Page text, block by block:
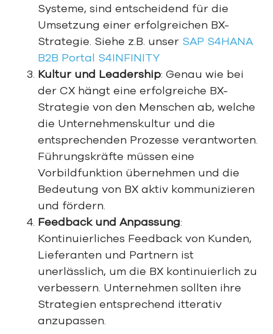
Systeme, sind entscheidend für die
Umsetzung einer erfolgreichen BX-
Strategie. Siehe z.B. unser SAP S4HANA
B2B Portal S4INFINITY
Kultur und Leadership: Genau wie bei
der CX hängt eine erfolgreiche BX-
Strategie von den Menschen ab, welche
die Unternehmenskultur und die
entsprechenden Prozesse verantworten.
Führungskräfte müssen eine
Vorbildfunktion übernehmen und die
Bedeutung von BX aktiv kommunizieren
und fördern.
Feedback und Anpassung:
Kontinuierliches Feedback von Kunden,
Lieferanten und Partnern ist
unerlässlich, um die BX kontinuierlich zu
verbessern. Unternehmen sollten ihre
Strategien entsprechend itterativ
anzupassen.